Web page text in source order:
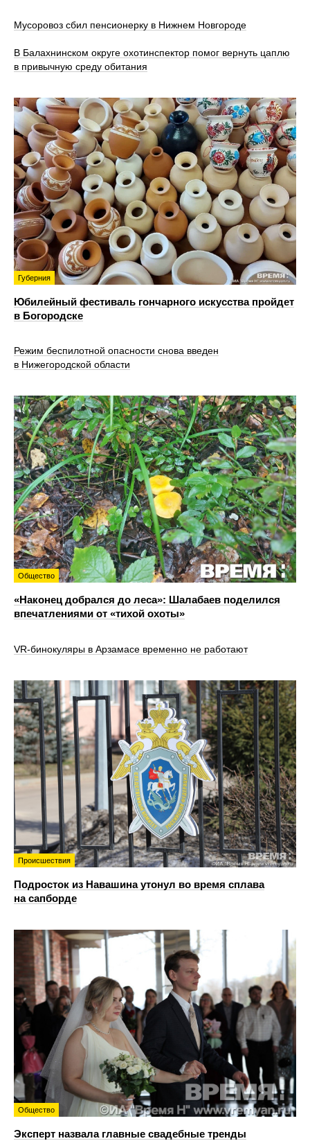
Мусоровоз сбил пенсионерку в Нижнем Новгороде
В Балахнинском округе охотинспектор помог вернуть цаплю
в привычную среду обитания
Губерния
Юбилейный фестиваль гончарного искусства пройдет
в Богородске
Режим беспилотной опасности снова введен
в Нижегородской области
Общество
«Наконец добрался до леса»: Шалабаев поделился
впечатлениями от «тихой охоты»
VR‑бинокуляры в Арзамасе временно не работают
Происшествия
Подросток из Навашина утонул во время сплава
на сапборде
Общество
Эксперт назвала главные свадебные тренды